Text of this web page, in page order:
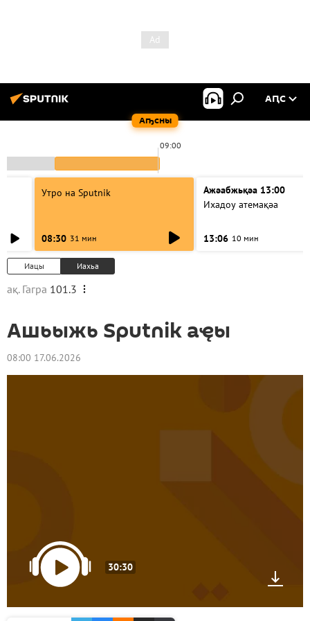
Аҧсны
АԤС
09:00
Утро на Sputnik
08:30 31 мин
Ажәабжьқәа 13:00
Ихадоу атемақәа
13:06 10 мин
Иацы Иахьа
ақ. Гагра 101.3
Ашьыжь Sputnik аҿы
08:00 17.06.2026
30:30